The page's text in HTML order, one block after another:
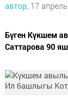
автор, 17
Бүген Күкшем
Саттарова 90